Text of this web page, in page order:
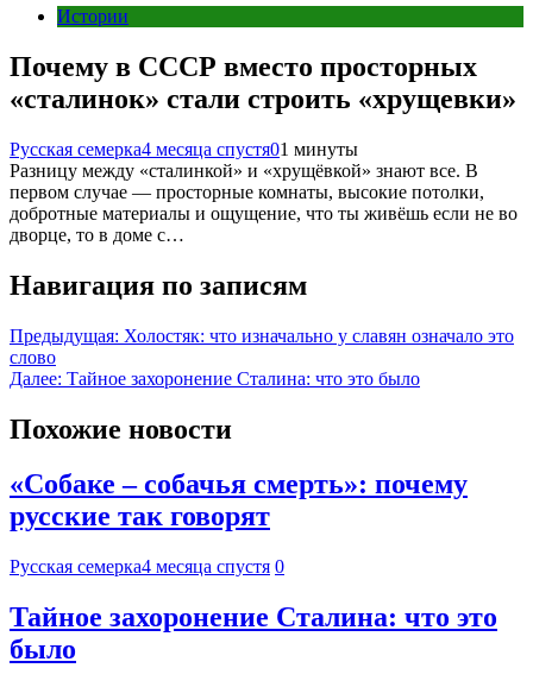
Истории
Почему в СССР вместо просторных
«сталинок» стали строить «хрущевки»
Русская семерка4 месяца спустя01 минуты
Разницу между «сталинкой» и «хрущёвкой» знают все. В
первом случае — просторные комнаты, высокие потолки,
добротные материалы и ощущение, что ты живёшь если не во
дворце, то в доме с…
Навигация по записям
Предыдущая: Холостяк: что изначально у славян означало это
слово
Далее: Тайное захоронение Сталина: что это было
Похожие новости
«Собаке – собачья смерть»: почему
русские так говорят
Русская семерка4 месяца спустя 0
Тайное захоронение Сталина: что это
было